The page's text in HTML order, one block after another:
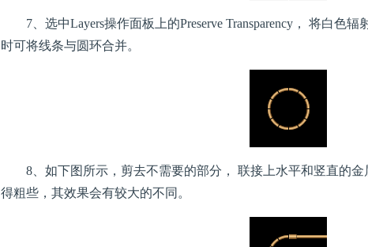
7、选中Layers操作面板上的Preserve Transparency， 将白色
时可将线条与圆环合并。
8、如下图所示，剪去不需要的部分， 联接上水平和竖直的金
得粗些，其效果会有较大的不同。